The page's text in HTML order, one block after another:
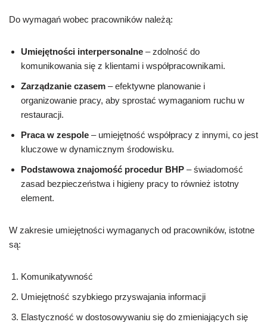
Do wymagań wobec pracowników należą:
Umiejętności interpersonalne – zdolność do
komunikowania się z klientami i współpracownikami.
Zarządzanie czasem – efektywne planowanie i
organizowanie pracy, aby sprostać wymaganiom ruchu w
restauracji.
Praca w zespole – umiejętność współpracy z innymi, co jest
kluczowe w dynamicznym środowisku.
Podstawowa znajomość procedur BHP – świadomość
zasad bezpieczeństwa i higieny pracy to również istotny
element.
W zakresie umiejętności wymaganych od pracowników, istotne
są:
Komunikatywność
Umiejętność szybkiego przyswajania informacji
Elastyczność w dostosowywaniu się do zmieniających się